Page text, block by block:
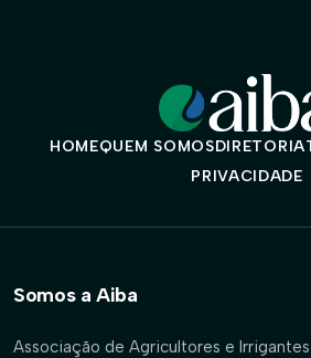
HOMEQUEM SOMOSDIRETORIA
PRIVACIDADE
Somos a Aiba
Associação de Agricultores e